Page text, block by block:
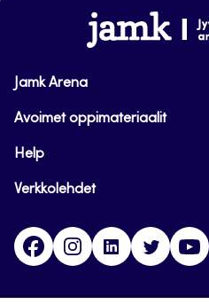
www.jamk.fi
Jamk Arena
Avoimet oppimateriaalit
Help
Verkkolehdet
FacebookInstagramLinkedinTwitter